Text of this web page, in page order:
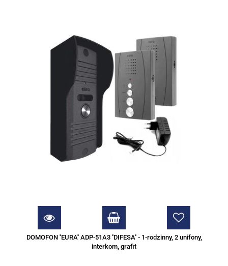
DOMOFON ''EURA'' ADP-51A3 ''DIFESA'' - 1-rodzinny, 2 unifony,
interkom, grafit